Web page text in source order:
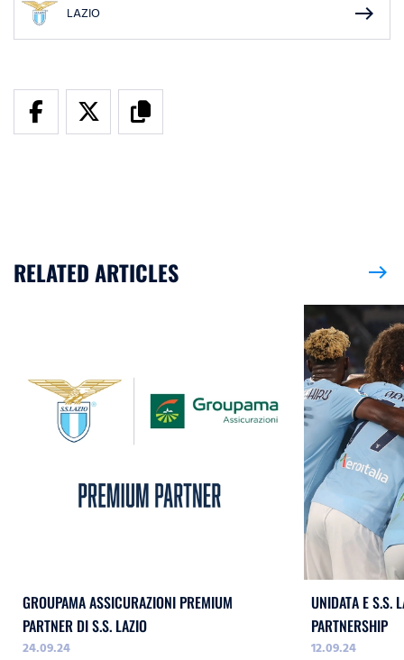
LAZIO east
RELATED ARTICLES east
GROUPAMA ASSICURAZIONI PREMIUM
PARTNER DI S.S. LAZIO
24.09.24
UNIDATA E S.S.
PARTNERSHIP
12.09.24